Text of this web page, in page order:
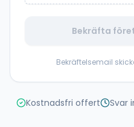
Bekräfta
Bekräftelsemail
Kostnadsfri offert Svar